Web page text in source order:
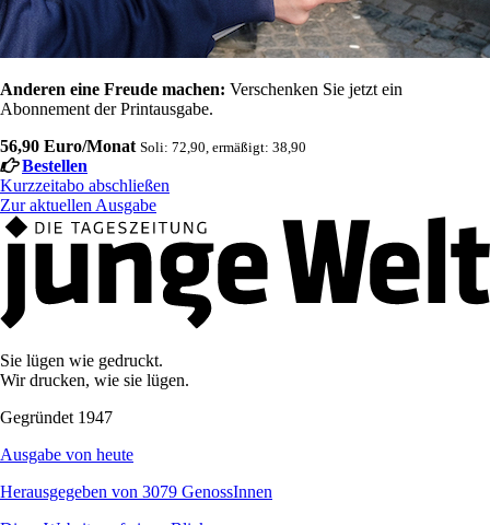
Anderen eine Freude machen: Verschenken Sie jetzt ein
Abonnement der Printausgabe.
56,90 Euro/Monat Soli: 72,90, ermäßigt: 38,90
Bestellen
Kurzzeitabo abschließen
Zur aktuellen Ausgabe
Sie lügen wie gedruckt.
Wir drucken, wie sie lügen.
Gegründet 1947
Ausgabe von heute
Herausgegeben von 3079 GenossInnen